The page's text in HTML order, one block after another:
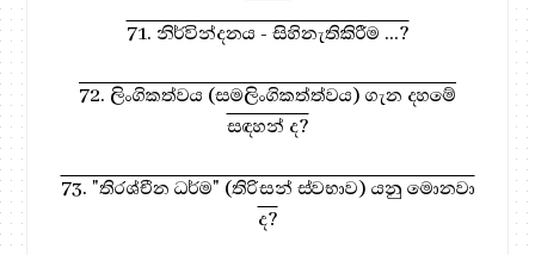
71. නිර්වින්දනය - සිහිනැතිකිරීම ...?
72. ලිංගිකත්වය (සමලිංගිකත්ත්වය) ගැන දහමේ
සඳහන් ද?
73. "තිරශ්චීන ධර්ම" (තිරිසන් ස්වභාව) යනු මොනවා
ද?